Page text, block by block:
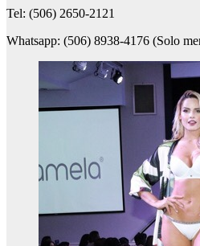
Tel: (506) 2650-2121
Whatsapp: (506) 8938-4176 (Solo